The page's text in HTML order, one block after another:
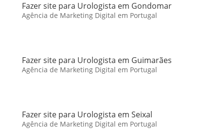
Fazer site para Urologista em Gondomar
Agência de Marketing Digital em Portugal
Fazer site para Urologista em Guimarães
Agência de Marketing Digital em Portugal
Fazer site para Urologista em Seixal
Agência de Marketing Digital em Portugal